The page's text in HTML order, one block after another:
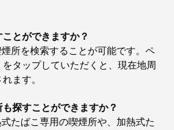
とができますか？
所を検索することが可能です。ペ
タップしていただくと、現在地周
ます。
探すことができますか？
たばこ専用の喫煙所や、加熱式た